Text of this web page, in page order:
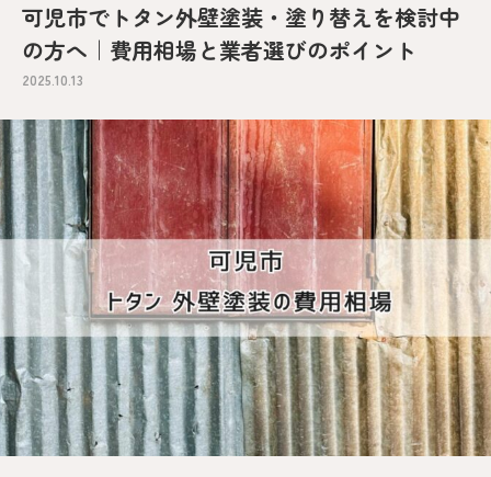
可児市でトタン外壁塗装・塗り替えを検討中
の方へ｜費用相場と業者選びのポイント
2025.10.13